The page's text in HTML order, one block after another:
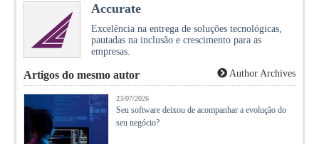
Accurate
Excelência na entrega de soluções tecnológicas,
pautadas na inclusão e crescimento para as
empresas.
Artigos do mesmo autor Author Archives
23/07/2026
Seu software deixou de acompanhar a evolução do
seu negócio?